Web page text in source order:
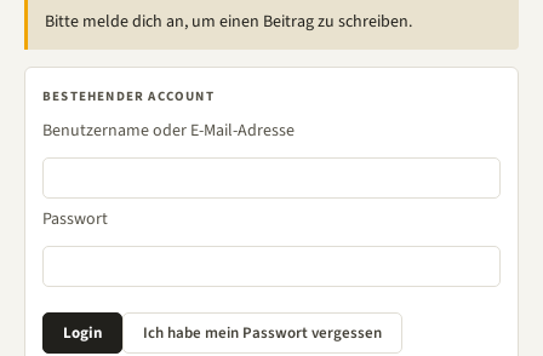
Bitte melde dich an, um einen Beitrag zu schreiben.
BESTEHENDER ACCOUNT
Benutzername oder E-Mail-Adresse
Passwort